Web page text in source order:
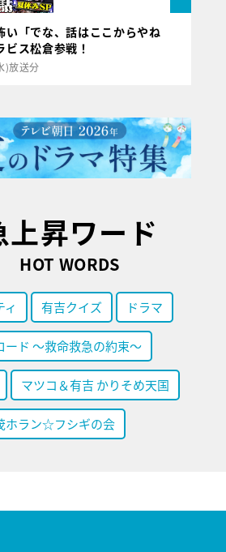
い「でな、話はここからやね
ビス松倉参戦！
)放送分
上昇ワード
HOT WORDS
ィ 有吉クイズ ドラマ
ード ～救命救急の約束～
マツコ＆有吉 かりそめ天国
ホラン☆フシギの会